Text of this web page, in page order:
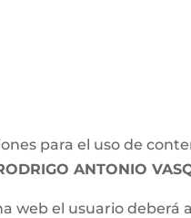
para el uso de
ANTONIO
web el usuario deberá